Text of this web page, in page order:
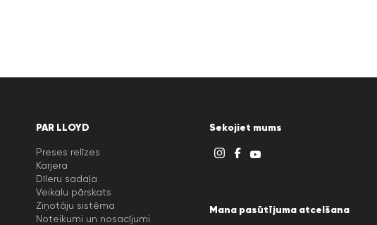
PAR LLOYD
Preses relīzes
Karjera
Dīleru sadaļa
Veikalu pārskats
Ziņotāju sistēma
Noteikumi un nosacījumi
Sekojiet mums
Mana pasūtījuma atcelšana